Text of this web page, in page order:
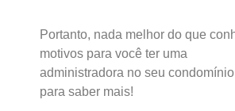
Portanto, nada melhor do que
motivos para você ter uma
administradora no seu
para saber mais!